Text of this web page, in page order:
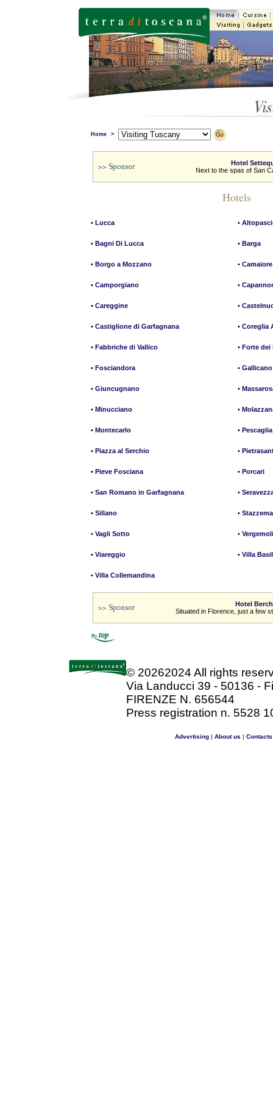
Home >
Hotel
Next to the spas of San
Hotels
• Lucca •
• Bagni Di Lucca • Barga
• Borgo a Mozzano • Camaiore
• Camporgiano •
• Careggine •
• Castiglione di Garfagnana • Coreglia
• Fabbriche di Vallico • Forte dei
• Fosciandora • Gallicano
• Giuncugnano •
• Minucciano •
• Montecarlo • Pescaglia
• Piazza al Serchio •
• Pieve Fosciana • Porcari
• San Romano in Garfagnana •
• Sillano • Stazzema
• Vagli Sotto • Vergemoli
• Viareggio • Villa
• Villa Collemandina
Hotel
Situated in Florence, just a few
© 20262024 All rights
Via Landucci 39 - 50136 -
FIRENZE N. 656544
Press registration n. 5528
Advertising| About us | Contacts